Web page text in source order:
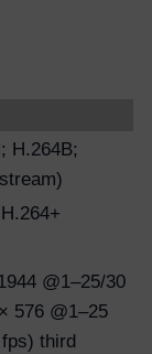
H.264B;
@1–25/30
576 @1–25
third